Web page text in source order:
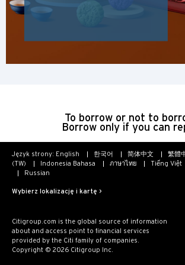
To borrow or not to
Borrow only if you can
Język strony: English 한국어 简体中文 繁體
(TW)
Indonesia Bahasa ภาษาไทย Tiếng Việt
Russian
Wybierz lokalizację i kartę >
Citigroup.com is the global source of information
about and access point to financial services
provided by the Citi family of companies.
Copyright © 2026 Citigroup Inc.
Koulun, Hong Kong
Hongkong
Koulun, Hong Kong